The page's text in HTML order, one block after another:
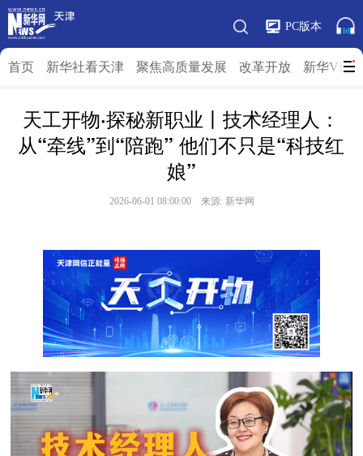
PC版本
首页 新华社看天津 聚焦高质量发展 改革开放 新华V访
天工开物·探秘新职业丨技术经理人：
从“牵线”到“陪跑” 他们不只是“科技红
娘”
2026-06-01 08:00:00 来源: 新华网